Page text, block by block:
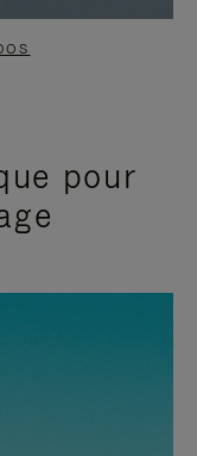
pour